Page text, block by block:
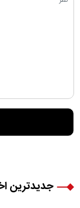
جدیدترین